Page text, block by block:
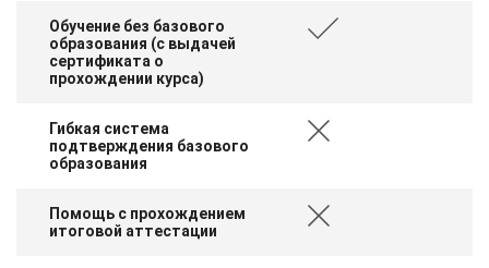
Обучение без базового
образования (с выдачей
сертификата о
прохождении курса)
Гибкая система
подтверждения базового
образования
Помощь с прохождением
итоговой аттестации